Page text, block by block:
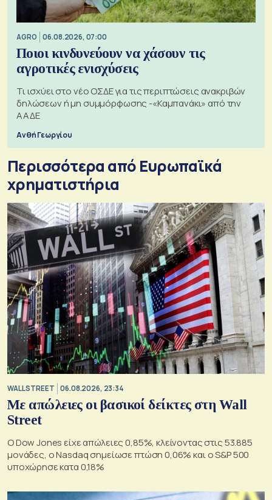
AGRO 06.08.2026, 07:00
Ποιοι κινδυνεύουν να χάσουν τις
αγροτικές ενισχύσεις
Τι ισχύει στο νέο ΟΣΔΕ για τις περιπτώσεις ανακριβών
δηλώσεων ή μη συμμόρφωσης -«Καμπανάκι» από την
ΑΑΔΕ
Ανθή Γεωργίου
Περισσότερα από Ευρωπαϊκά
χρηματιστήρια
WALL STREET 06.08.2026, 23:34
Με απώλειες οι βασικοί δείκτες στη Wall
Street
Ο Dow Jones είχε απώλειες 0,85%, κλείνοντας στις 53.885
μονάδες, ο Nasdaq σημείωσε πτώση 0,06% και ο S&P 500
υποχώρησε κατα 0,18%